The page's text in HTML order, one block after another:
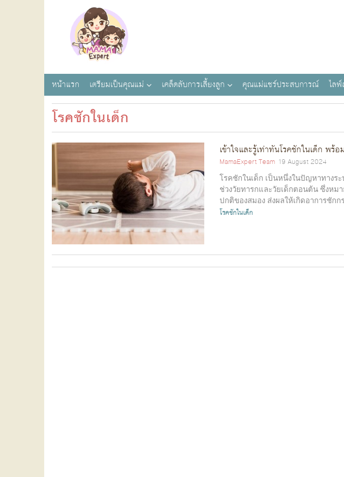
หน้าแรก เตรียมเป็นคุณแม่ เคล็ดลับการเลี้ยงลูก คุณแม่แชร์ประสบการณ์ ไล
โรคชักในเด็ก
เข้าใจและรู้เท่าทันโรคชักในเด็ก พร้
MamaExpert Team 19 August 2024
โรคชักในเด็ก เป็นหนึ่งในปัญหาทางร
ช่วงวัยทารกและวัยเด็กตอนต้น ซึ่งหม
ปกติของสมอง ส่งผลให้เกิดอาการชัก
กะทัน...
โรคชักในเด็ก